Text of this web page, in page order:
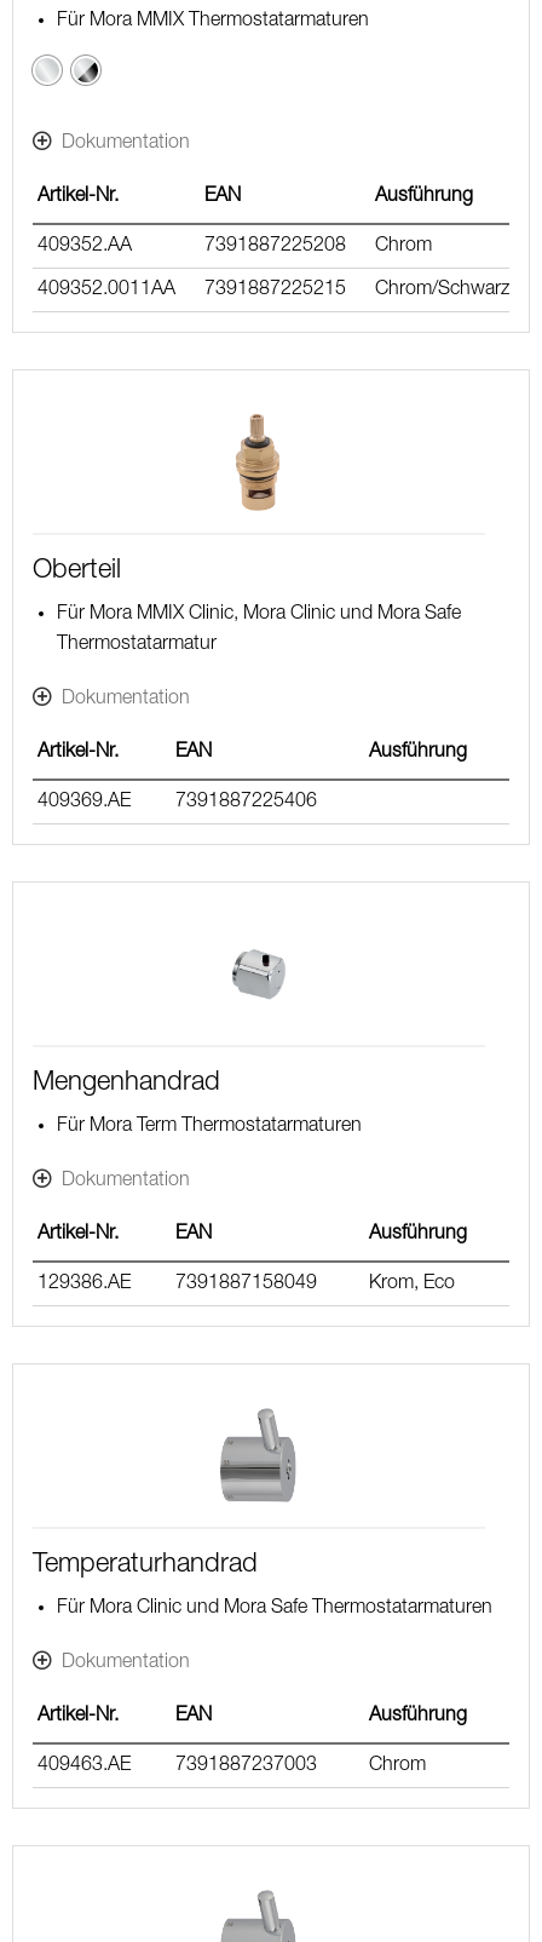
Für Mora MMIX Thermostatarmaturen
ChromChrom
Schwarz
Dokumentation
Artikel-Nr. EAN Ausführung
409352.AA 7391887225208 Chrom
409352.0011AA 7391887225215 Chrom/Schwarz
Oberteil
Für Mora MMIX Clinic, Mora Clinic und Mora Safe
Thermostatarmatur
Dokumentation
Artikel-Nr. EAN Ausführung
409369.AE 7391887225406
Mengenhandrad
Für Mora Term Thermostatarmaturen
Dokumentation
Artikel-Nr. EAN Ausführung
129386.AE 7391887158049 Krom, Eco
Temperaturhandrad
Für Mora Clinic und Mora Safe Thermostatarmaturen
Dokumentation
Artikel-Nr. EAN Ausführung
409463.AE 7391887237003 Chrom